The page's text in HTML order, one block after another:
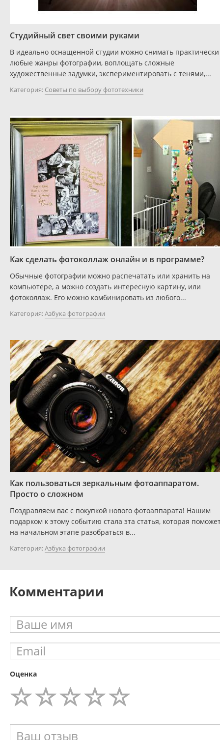
Студийный свет своими руками
В идеально оснащенной студии можно снимать практически
любые жанры фотографии, воплощать сложные
художественные задумки, экспериментировать с тенями,...
Категория: Советы по выбору фототехники
Как сделать фотоколлаж онлайн и в программе?
Обычные фотографии можно распечатать или хранить на
компьютере, а можно создать интересную картину, или
фотоколлаж. Его можно комбинировать из любого...
Категория:Азбука фотографии
Как пользоваться зеркальным фотоаппаратом.
Просто о сложном
Поздравляем вас с покупкой нового фотоаппарата! Нашим
подарком к этому событию стала эта статья, которая
на начальном этапе разобраться в...
Категория:Азбука фотографии
Комментарии
Оценка